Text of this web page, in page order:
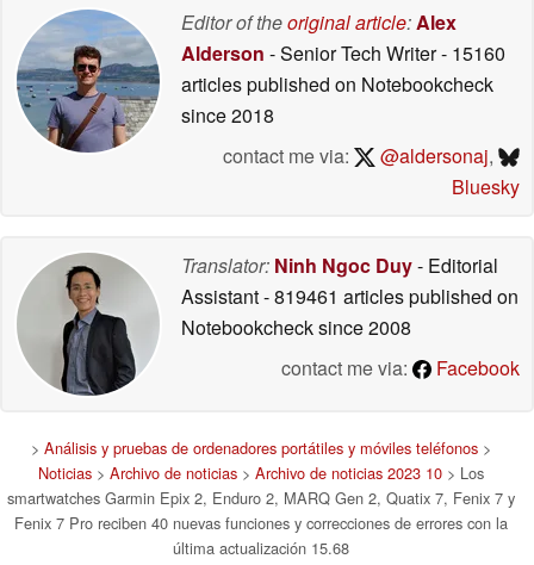
Editor of theoriginal article: Alex
Alderson - Senior Tech Writer- 15160
articles published on Notebookcheck
since 2018
contact me via:
@aldersonaj,
Bluesky
Translator: Ninh Ngoc Duy- Editorial
Assistant- 819461 articles published on
Notebookchecksince 2008
contact me via:
Facebook
> Análisis y pruebas de ordenadores portátiles y móviles teléfonos >
Noticias > Archivo de noticias > Archivo de noticias 2023 10 > Los
smartwatches Garmin Epix 2, Enduro 2, MARQ Gen 2, Quatix 7, Fenix 7 y
Fenix 7 Pro reciben 40 nuevas funciones y correcciones de errores con la
última actualización 15.68